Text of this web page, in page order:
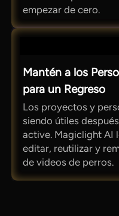
empezar de cero.
Mantén a los
para un Regreso
Los proyectos y
siendo útiles
active. Magiclight AI
editar, reutilizar y
de videos de perros.